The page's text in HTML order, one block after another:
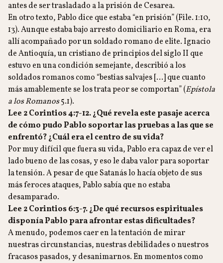
antes de ser trasladado a la prisión de Cesarea.
En otro texto, Pablo dice que estaba “en prisión” (File. 1:10,
13). Aunque estaba bajo arresto domiciliario en Roma, era
allí acompañado por un soldado romano de elite. Ignacio
de Antioquía, un cristiano de principios del siglo II que
estuvo en una condición semejante, describió a los
soldados romanos como “bestias salvajes […] que cuanto
más amablemente se los trata peor se comportan” (Epístola
a los Romanos5.1).
Lee 2 Corintios 4:7-12. ¿Qué revela este pasaje acerca
de cómo pudo Pablo soportar las pruebas a las que se
enfrentó? ¿Cuál era el centro de su vida?
Por muy difícil que fuera su vida, Pablo era capaz de ver el
lado bueno de las cosas, y eso le daba valor para soportar
la tensión. A pesar de que Satanás lo hacía objeto de sus
más feroces ataques, Pablo sabía que no estaba
desamparado.
Lee 2 Corintios 6:3-7. ¿De qué recursos espirituales
disponía Pablo para afrontar estas dificultades?
A menudo, podemos caer en la tentación de mirar
nuestras circunstancias, nuestras debilidades o nuestros
fracasos pasados, y desanimarnos. En momentos como